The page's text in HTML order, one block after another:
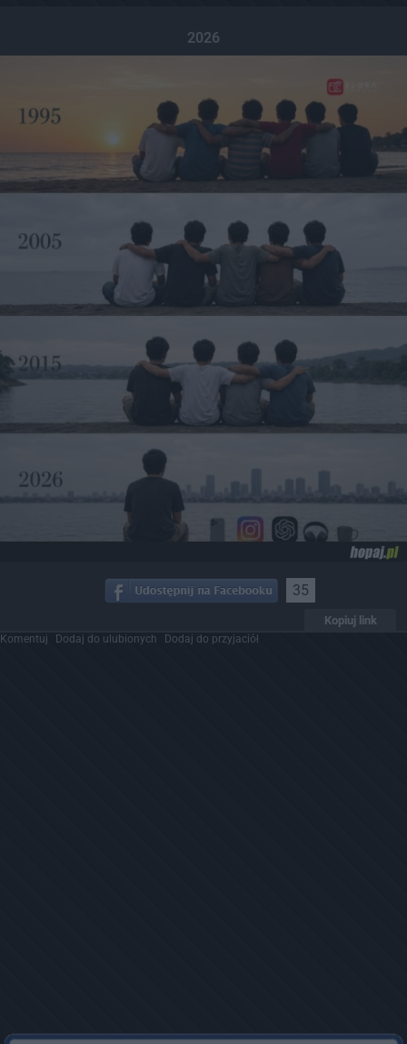
2026
35
Kopiuj link
Komentuj Dodaj do ulubionych Dodaj do przyjaciół